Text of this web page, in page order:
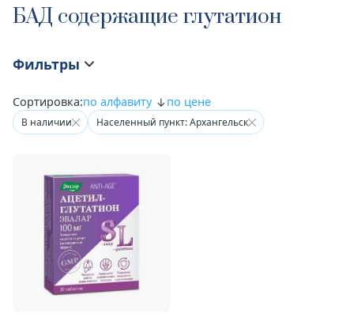
БАД содержащие глутатион
Фильтры
Сортировка:по алфавиту по цене
В наличии Населенный пункт: Архангельск